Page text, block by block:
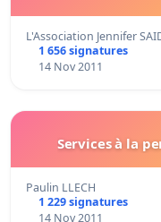
L'Association Jennifer
1 656 signatures
14 Nov 2011
Services à la
Paulin LLECH
1 229 signatures
14 Nov 2011